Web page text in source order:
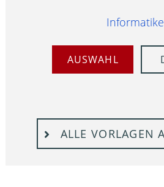
AUSWAHL
ALLE VORLAGEN